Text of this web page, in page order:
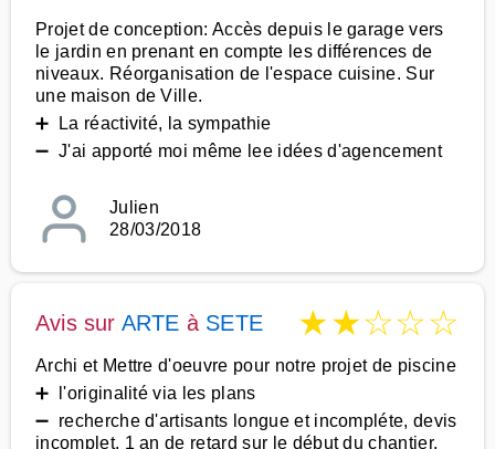
Projet de conception: Accès depuis le garage vers
le jardin en prenant en compte les différences de
niveaux. Réorganisation de l'espace cuisine. Sur
une maison de Ville.
➕ La réactivité, la sympathie
➖ J'ai apporté moi même lee idées d'agencement
Julien
28/03/2018
Avis sur ARTE à SETE ★★☆☆☆
Archi et Mettre d'oeuvre pour notre projet de piscine
➕ l'originalité via les plans
➖ recherche d'artisants longue et incompléte, devis
incomplet, 1 an de retard sur le début du chantier,